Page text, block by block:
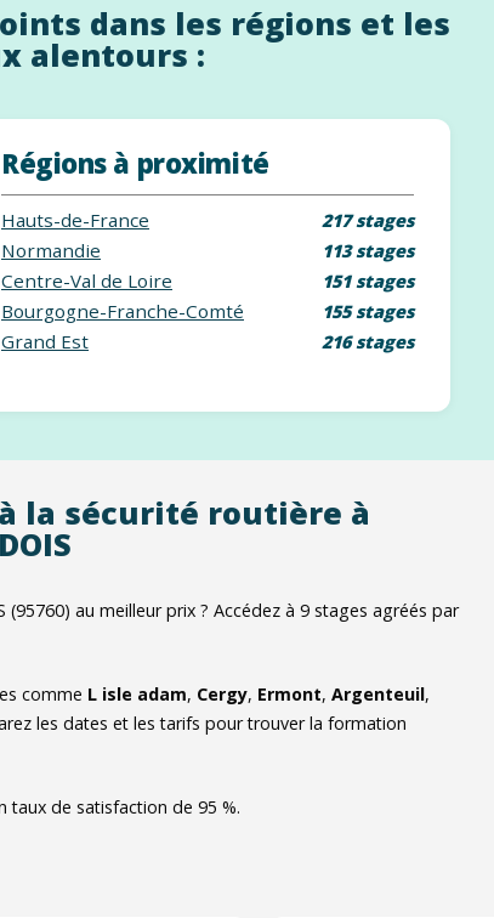
dans les régions et les
alentours :
Régions à proximité
Hauts-de-France 217 stages
Normandie 113 stages
Centre-Val de Loire 151 stages
Bourgogne-Franche-Comté 155 stages
Grand Est 216 stages
la sécurité routière à
au meilleur prix ? Accédez à 9 stages agréés par
comme L isle adam, Cergy, Ermont, Argenteuil,
les dates et les tarifs pour trouver la formation
taux de satisfaction de 95 %.